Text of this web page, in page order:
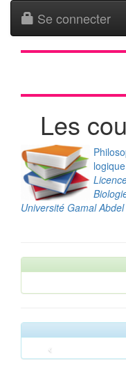
Se connecter
Les
logique
Université Gamal